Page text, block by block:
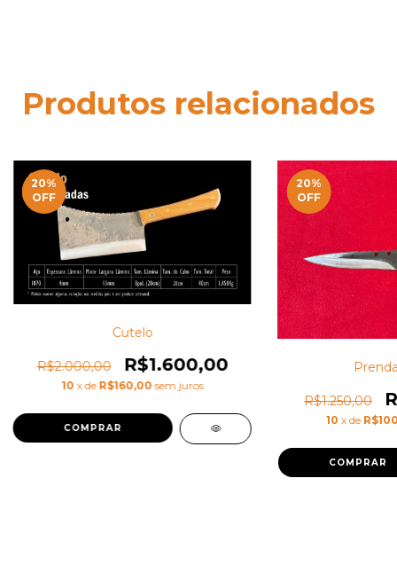
Produtos relacionados
20%
OFF
Cutelo
R$2.000,00 R$1.600,00
10 x de R$160,00 sem juros
20%
OFF
R$1.250,00
10 x de